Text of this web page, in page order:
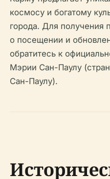
космосу и богатому
города. Для получения
о посещении и
обратитесь к
Мэрии Сан-Паулу
Сан-Паулу).